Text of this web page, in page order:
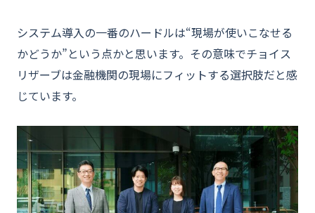
システム導入の一番のハードルは“現場が使いこなせる
かどうか”という点かと思います。その意味でチョイス
リザーブは金融機関の現場にフィットする選択肢だと感
じています。